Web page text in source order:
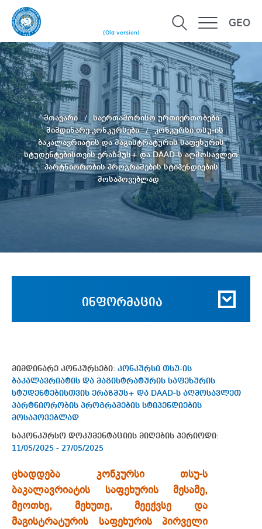
(Old version)
GEO
მთავარი
საერთაშორისო ურთიერთობები
მიმდინარე კონკურსები
კონკურსი თსუ-ის
ბაკალავრიატის და მაგისტრატურის საფეხურის
სტუდენტებისთვის ერაზმუს+ და DAAD-ს აღმოსავლეთ
პარტნიორობის პროგრამების სტიპენდიების
მოსაპოვებლად
ინფორმაცია
მიმდინარე კონკურსები: კონკურსი თსუ-ის
ბაკალავრიატის და მაგისტრატურის საფეხურის
სტუდენტებისთვის ერაზმუს+ და DAAD-ს აღმოსავლეთ
პარტნიორობის პროგრამების სტიპენდიების
მოსაპოვებლად
საკონკურსო დოკუმენტაციის მიღების პერიოდი:
11/05/2025 - 27/05/2025
ცხადდება კონკურსი თსუ-ს
ბაკალავრიატის საფეხურის მესამე,
მეოთხე, მეხუთე, მეექვსე და
მაგისტრატურის საფეხურის პირველი